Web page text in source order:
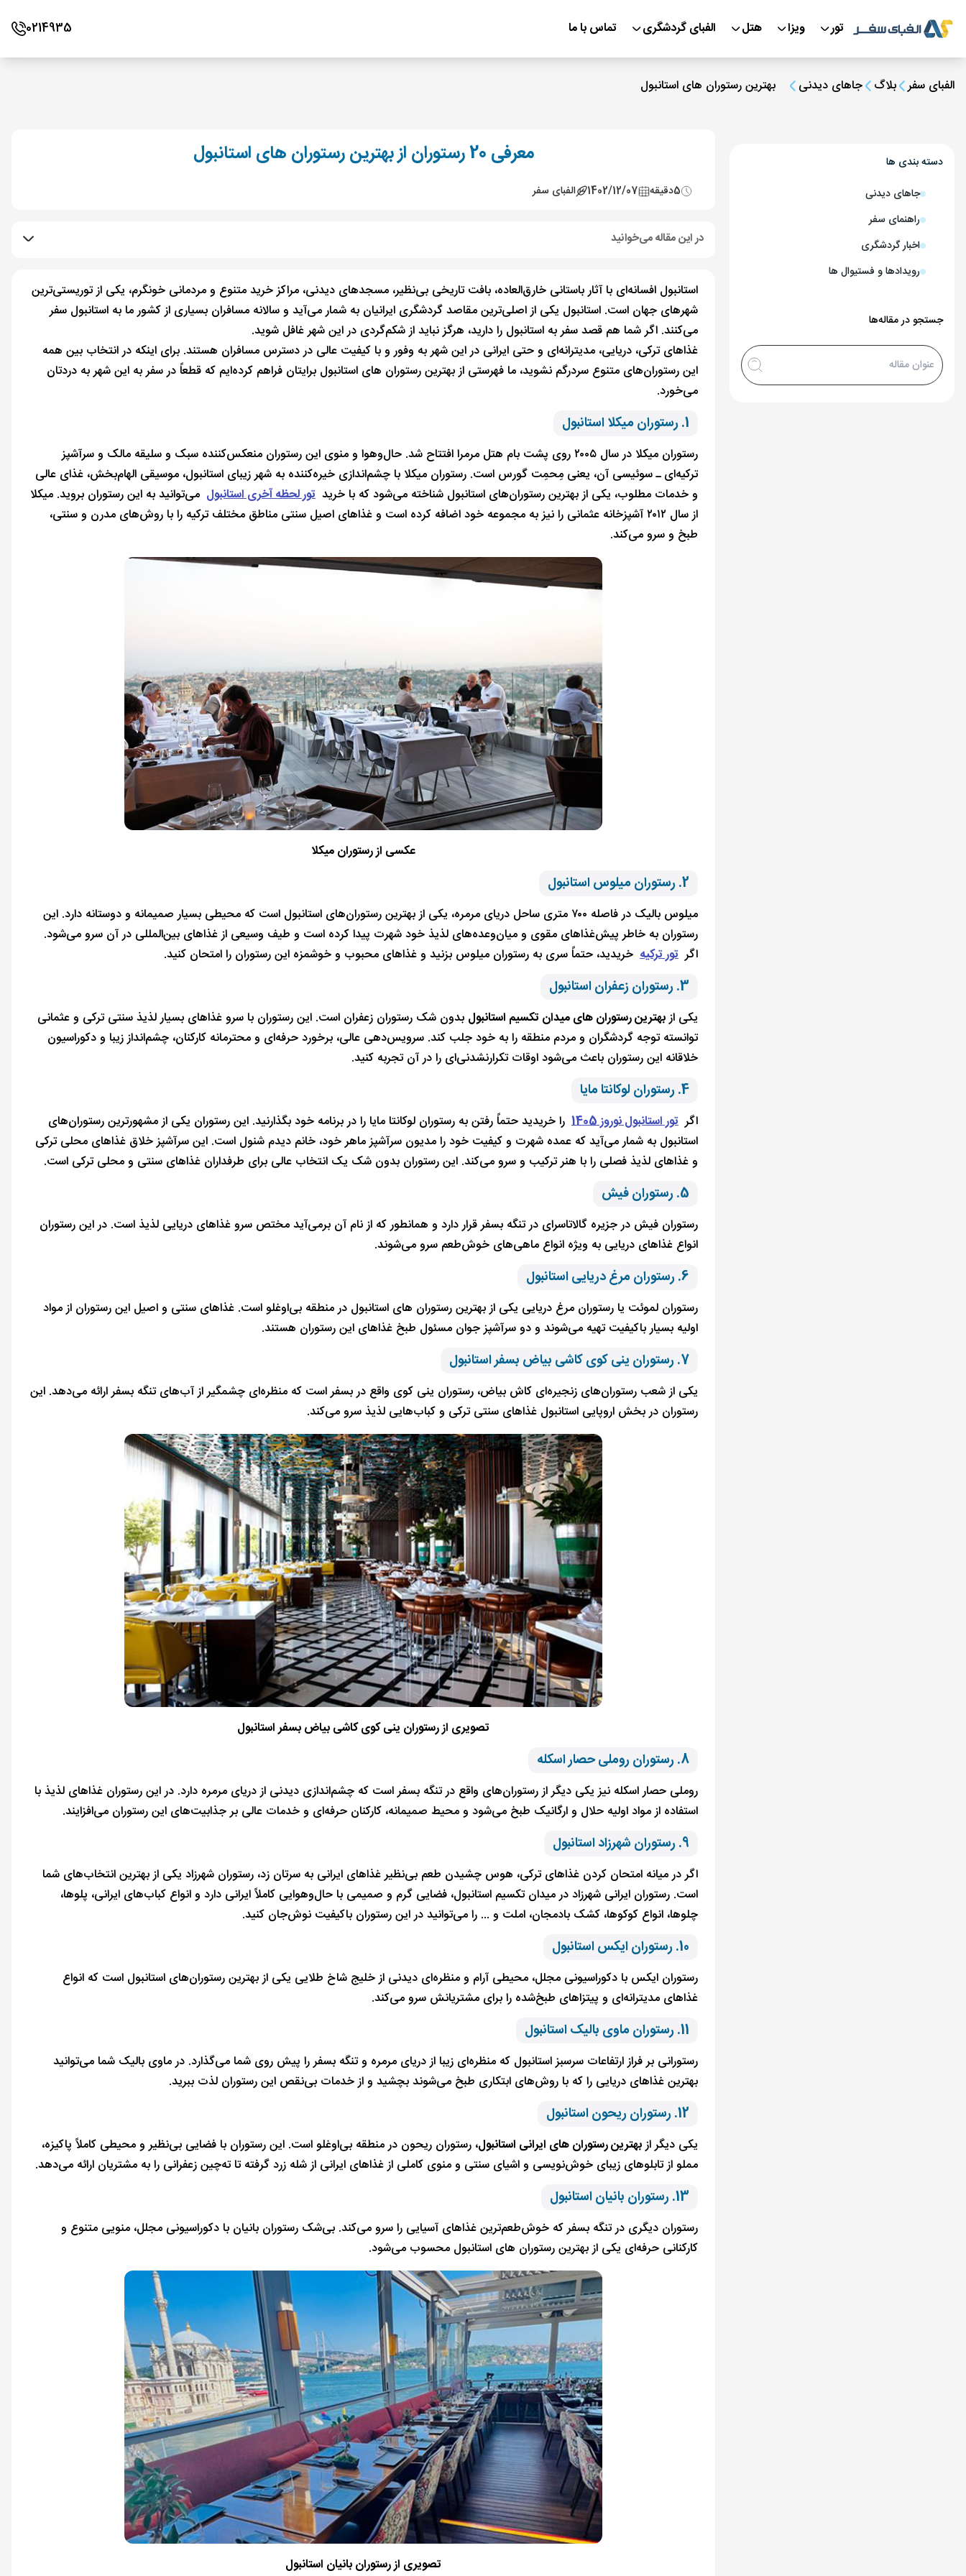
تور ویزا هتل الفبای گردشگری تماس با ما 0214935
الفبای سفر بلاگ جاهای دیدنی بهترین رستوران های استانبول
دسته بندی ها
جاهای دیدنی
راهنمای سفر
اخبار گردشگری
رویدادها و فستیوال ها
جستجو در مقاله‌ها
معرفی 20 رستوران از بهترین رستوران های استانبول
5دقیقه 1402/12/07 الفبای سفر
در این مقاله می‌خوانید
استانبول افسانه‌ای با آثار باستانی خارق‌العاده، بافت تاریخی بی‌نظیر، مسجدهای دیدنی، مراکز خرید متنوع و مردمانی خونگرم، یکی از توریستی‌ترین
شهرهای جهان است. استانبول یکی از اصلی‌ترین مقاصد گردشگری ایرانیان به شمار می‌آید و سالانه مسافران بسیاری از کشور ما به استانبول سفر
می‌کنند. اگر شما هم قصد سفر به استانبول را دارید، هرگز نباید از شکم‌گردی در این شهر غافل شوید.
غذاهای ترکی، دریایی، مدیترانه‌ای و حتی ایرانی در این شهر به وفور و با کیفیت عالی در دسترس مسافران هستند. برای اینکه در انتخاب بین همه
این رستوران‌های متنوع سردرگم نشوید، ما فهرستی از بهترین رستوران های استانبول برایتان فراهم کرده‌ایم که قطعاً در سفر به این شهر به دردتان
می‌خورد.
1. رستوران میکلا استانبول
رستوران میکلا در سال ۲۰۰۵ روی پشت بام هتل مرمرا افتتاح شد. حال‌وهوا و منوی این رستوران منعکس‌کننده سبک و سلیقه مالک و سرآشپز
ترکیه‌ای ـ سوئیسی آن، یعنی مِحمِت گورس است. رستوران میکلا با چشم‌اندازی خیره‌کننده به شهر زیبای استانبول، موسیقی الهام‌بخش، غذای عالی
و خدمات مطلوب، یکی از بهترین رستوران‌های استانبول شناخته می‌شود که با خرید تور لحظه آخری استانبول می‌توانید به این رستوران بروید. میکلا
از سال ۲۰۱۲ آشپزخانه عثمانی را نیز به مجموعه خود اضافه کرده است و غذاهای اصیل سنتی مناطق مختلف ترکیه را با روش‌های مدرن و سنتی،
طبخ و سرو می‌کند.
عکسی از رستوران میکلا
2. رستوران میلوس استانبول
میلوس بالیک در فاصله ۷۰۰ متری ساحل دریای مرمره، یکی از بهترین رستوران‌های استانبول است که محیطی بسیار صمیمانه و دوستانه دارد. این
رستوران به خاطر پیش‌غذاهای مقوی و میان‌وعده‌های لذیذ خود شهرت پیدا کرده است و طیف وسیعی از غذاهای بین‌المللی در آن سرو می‌شود.
اگر تور ترکیه خریدید، حتماً سری به رستوران میلوس بزنید و غذاهای محبوب و خوشمزه این رستوران را امتحان کنید.
3. رستوران زعفران استانبول
یکی ازبهترین رستوران های میدان تکسیم استانبول بدون شک رستوران زعفران است. این رستوران با سرو غذاهای بسیار لذیذ سنتی ترکی و عثمانی
توانسته توجه گردشگران و مردم منطقه را به خود جلب کند. سرویس‌دهی عالی، برخورد حرفه‌ای و محترمانه کارکنان، چشم‌انداز زیبا و دکوراسیون
خلاقانه این رستوران باعث می‌شود اوقات تکرارنشدنی‌ای را در آن تجربه کنید.
4. رستوران لوکانتا مایا
اگر تور استانبول نوروز 1405
را خریدید حتماً رفتن به رستوران لوکانتا مایا را در برنامه خود بگذارنید. این رستوران یکی از مشهورترین رستوران‌های
استانبول به شمار می‌آید که عمده شهرت و کیفیت خود را مدیون سرآشپز ماهر خود، خانم دیدم شنول است. این سرآشپز خلاق غذاهای محلی ترکی
و غذاهای لذیذ فصلی را با هنر ترکیب و سرو می‌کند. این رستوران بدون شک یک انتخاب عالی برای طرفداران غذاهای سنتی و محلی ترکی است.
5. رستوران فیش
رستوران فیش در جزیره گالاتاسرای در تنگه بسفر قرار دارد و همانطور که از نام آن برمی‌آید مختص سرو غذاهای دریایی لذیذ است. در این رستوران
انواع غذاهای دریایی به ویژه انواع ماهی‌های خوش‌طعم سرو می‌شوند.
6. رستوران مرغ دریایی استانبول
رستوران لموئت یا رستوران مرغ دریایی یکی از بهترین رستوران‌ های استانبول در منطقه بی‌اوغلو است. غذاهای سنتی و اصیل این رستوران از مواد
اولیه بسیار باکیفیت تهیه می‌شوند و دو سرآشپز جوان مسئول طبخ غذاهای این رستوران هستند.
7. رستوران ینی کوی کاشی بیاض بسفر استانبول
یکی از شعب رستوران‌های زنجیره‌ای کاش بیاض، رستوران ینی کوی واقع در بسفر است که منظره‌ای چشمگیر از آب‌های تنگه بسفر ارائه می‌دهد. این
رستوران در بخش اروپایی استانبول غذاهای سنتی ترکی و کباب‌هایی لذیذ سرو می‌کند.
تصویری از رستوران ینی کوی کاشی بیاض بسفر استانبول
8. رستوران روملی ‌حصار اسکله
روملی حصار اسکله نیز یکی دیگر از رستوران‌های واقع در تنگه بسفر است که چشم‌اندازی دیدنی از دریای مرمره دارد. در این رستوران غذاهای لذیذ با
استفاده از مواد اولیه حلال و ارگانیک طبخ می‌شود و محیط صمیمانه، کارکنان حرفه‌ای و خدمات عالی بر جذابیت‌های این رستوران می‌افزایند.
9. رستوران شهرزاد استانبول
اگر در میانه امتحان کردن غذاهای ترکی، هوس چشیدن طعم بی‌نظیر غذاهای ایرانی به سرتان زد، رستوران شهرزاد یکی از بهترین انتخاب‌های شما
است. رستوران ایرانی شهرزاد در میدان تکسیم استانبول، فضایی گرم و صمیمی با حال‌وهوایی کاملاً ایرانی دارد و انواع کباب‌های ایرانی، پلوها،
چلوها، انواع کوکوها، کشک بادمجان، املت و ... را می‌توانید در این رستوران باکیفیت نوش‌جان کنید.
10. رستوران ایکس استانبول
رستوران ایکس با دکوراسیونی مجلل، محیطی آرام و منظره‌ای دیدنی از خلیج شاخ طلایی یکی از بهترین رستوران‌های استانبول است که انواع
غذاهای مدیترانه‌ای و پیتزاهای طبخ‌شده را برای مشتریانش سرو می‌کند.
11. رستوران ماوی بالیک استانبول
رستورانی بر فراز ارتفاعات سرسبز استانبول که منظره‌ای زیبا از دریای مرمره و تنگه بسفر را پیش روی شما می‌گذارد. در ماوی بالیک شما می‌توانید
بهترین غذاهای دریایی را که با روش‌های ابتکاری طبخ می‌شوند بچشید و از خدمات بی‌نقص این رستوران لذت ببرید.
12. رستوران ریحون استانبول
یکی دیگر ازبهترین رستوران های ایرانی استانبول، رستوران ریحون در منطقه بی‌اوغلو است. این رستوران با فضایی بی‌نظیر و محیطی کاملاً پاکیزه،
مملو از تابلوهای زیبای خوش‌نویسی و اشیای سنتی و منوی کاملی از غذاهای ایرانی از شله زرد گرفته تا ته‌چین زعفرانی را به مشتریان ارائه می‌دهد.
13. رستوران بانیان استانبول
رستوران دیگری در تنگه بسفر که خوش‌طعم‌ترین غذاهای آسیایی را سرو می‌کند. بی‌شک رستوران بانیان با دکوراسیونی مجلل، منویی متنوع و
کارکنانی حرفه‌ای یکی از بهترین رستوران های استانبول محسوب می‌شود.
تصویری از رستوران بانیان استانبول